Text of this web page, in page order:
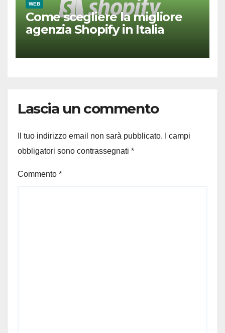
WEB
Come scegliere la migliore
agenzia Shopify in Italia
Lascia un commento
Il tuo indirizzo email non sarà pubblicato.
I campi
obbligatori sono contrassegnati *
Commento *